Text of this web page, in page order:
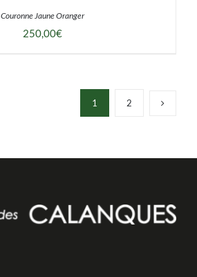
Couronne Jaune Oranger
250,00€
1 2